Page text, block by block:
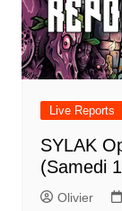
Live Reports
SYLAK
(Samedi
Olivier